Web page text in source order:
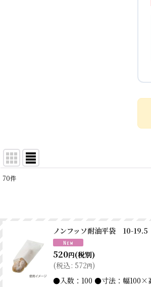
70件
ノンフッソ耐油平袋 10-
520円(税別)
(税込: 572円)
●入数：100 ●寸法：幅100×